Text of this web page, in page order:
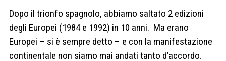
Dopo il trionfo spagnolo, abbiamo saltato 2 edizioni
degli Europei (1984 e 1992) in 10 anni. Ma erano
Europei – si è sempre detto – e con la manifestazione
continentale non siamo mai andati tanto d’accordo.